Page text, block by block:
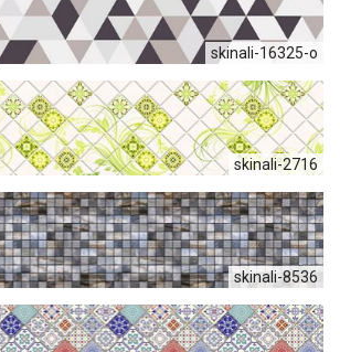
skinali-16325-o
skinali-2716
skinali-8536